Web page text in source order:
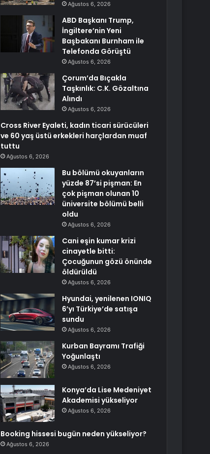
Ağustos 6, 2026
ABD Başkanı Trump,
İngiltere’nin Yeni
Başbakanı Burnham ile
Telefonda Görüştü
Ağustos 6, 2026
Çorum’da Bıçakla
Taşkınlık: C.K. Gözaltına
Alındı
Ağustos 6, 2026
Cross River Eyaleti, kadın ticari sürücüleri
ve 60 yaş üstü erkekleri harçlardan muaf
tuttu
Ağustos 6, 2026
Bu bölümü okuyanların
yüzde 87’si pişman: En
çok pişman olunan 10
üniversite bölümü belli
oldu
Ağustos 6, 2026
Cani eşin kumar krizi
cinayetle bitti:
Çocuğunun gözü önünde
öldürüldü
Ağustos 6, 2026
Hyundai, yenilenen IONIQ
6’yı Türkiye’de satışa
sundu
Ağustos 6, 2026
Kurban Bayramı Trafiği
Yoğunlaştı
Ağustos 6, 2026
Konya’da Lise Medeniyet
Akademisi yükseliyor
Ağustos 6, 2026
Booking hissesi bugün neden yükseliyor?
Ağustos 6, 2026